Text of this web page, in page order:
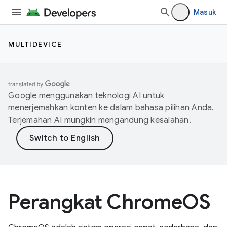
Masuk
MULTIDEVICE
Google menggunakan teknologi AI untuk
menerjemahkan konten ke dalam bahasa pilihan Anda.
Terjemahan AI mungkin mengandung kesalahan.
Perangkat ChromeOS